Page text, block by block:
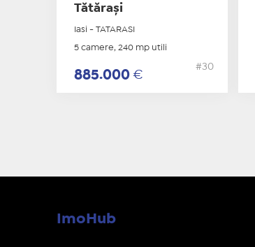
Tătărași
Iasi - TATARASI
5 camere, 240 mp utili
885.000 €
#30
ImoHub